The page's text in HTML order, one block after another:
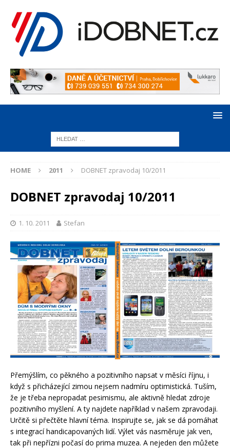
HOME 2011 DOBNET zpravodaj 10/2011
DOBNET zpravodaj 10/2011
1. 10. 2011 Stefan
Přemýšlím, co pěkného a pozitivního napsat v měsíci říjnu, i
když s přicházející zimou nejsem nadmíru optimistická. Tuším,
že je třeba nepropadat pesimismu, ale aktivně hledat zdroje
pozitivního myšlení. A ty najdete například v našem zpravodaji.
Určitě si přečtěte hlavní téma. Inspirujte se, jak se dá pomáhat
s integrací handicapovaných lidí. Výlet vás nasměruje jak ven,
tak při nepřízni počasí do prima muzea. A nejeden den můžete